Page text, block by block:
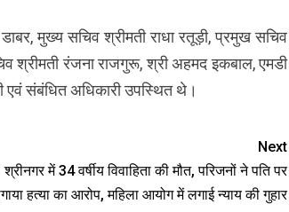
मुख्य सचिव श्रीमती राधा रतूड़ी, प्रमुख सचिव
श्रीमती रंजना राजगुरू, श्री अहमद इकबाल, एमडी
एवं संबंधित अधिकारी उपस्थित थे।
Next
श्रीनगर में 34 वर्षीय विवाहिता की मौत, परिजनों ने पति पर
हत्या का आरोप, महिला आयोग में लगाई न्याय की गुहार